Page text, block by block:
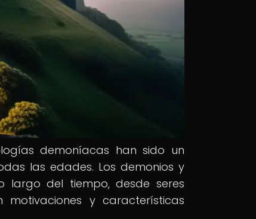
demoníacas han sido un
las edades. Los demonios y
largo del tiempo, desde seres
y características